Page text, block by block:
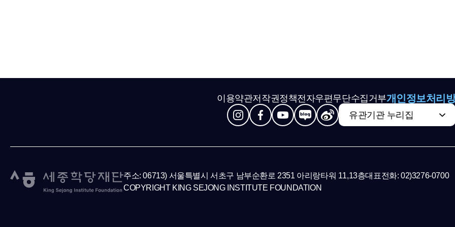
이용약관저작권정책전자우편무단수집거부개인정보처리
유관기관 누리집
주소: 06713) 서울특별시 서초구 남부순환로 2351 아리랑타워 11,13층대표전화: 02)3276-0700
COPYRIGHT KING SEJONG INSTITUTE FOUNDATION